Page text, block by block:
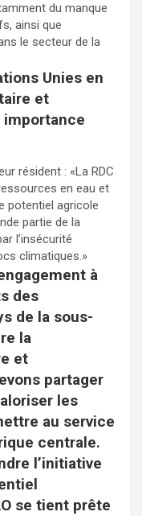
du manque
ainsi que
le secteur de la
Unies en
et
résident : «La RDC
en eau et
potentiel agricole
partie de la
l’insécurité
climatiques.»
à
des
de la sous-
la
et
partager
les
au service
centrale.
l’initiative
se tient prête